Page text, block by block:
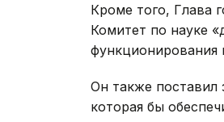
Кроме того, Глава
Комитет по науке
функционирования
Он также поставил
которая бы